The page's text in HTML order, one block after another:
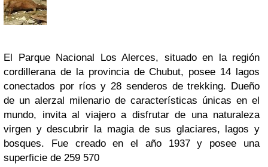
El Parque Nacional Los Alerces, situado en la región
cordillerana de la provincia de Chubut, posee 14 lagos
conectados por ríos y 28 senderos de trekking. Dueño
de un alerzal milenario de características únicas en el
mundo, invita al viajero a disfrutar de una naturaleza
virgen y descubrir la magia de sus glaciares, lagos y
bosques. Fue creado en el año 1937 y posee una
superficie de 259 570